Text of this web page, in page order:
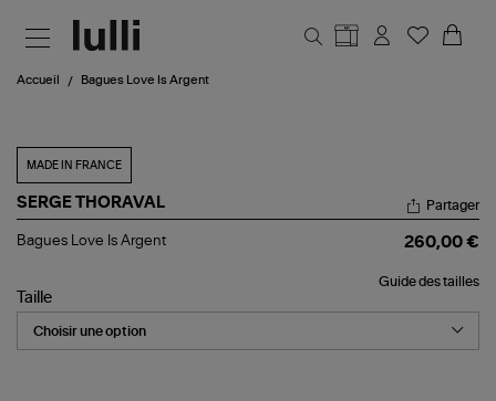
Accueil Bagues Love Is Argent
MADE IN FRANCE
SERGE THORAVAL
Bagues
Argent
Partager
Bagues Love Is Argent 260,00 €
Guide des tailles
Taille